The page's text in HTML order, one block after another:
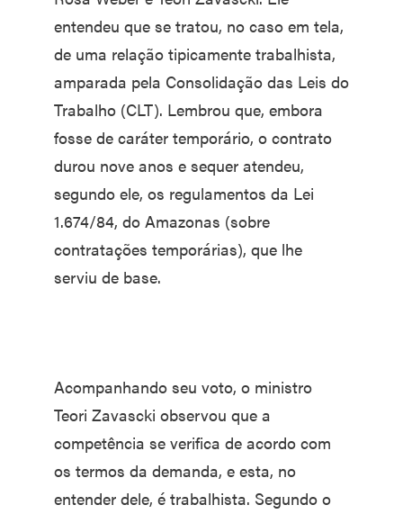
entendeu que se tratou, no caso em tela,
de uma relação tipicamente trabalhista,
amparada pela Consolidação das Leis do
Trabalho (CLT). Lembrou que, embora
fosse de caráter temporário, o contrato
durou nove anos e sequer atendeu,
segundo ele, os regulamentos da Lei
1.674/84, do Amazonas (sobre
contratações temporárias), que lhe
serviu de base.
Acompanhando seu voto, o ministro
Teori Zavascki observou que a
competência se verifica de acordo com
os termos da demanda, e esta, no
entender dele, é trabalhista. Segundo o